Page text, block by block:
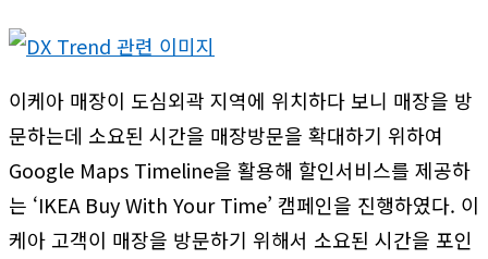
이케아 매장이 도심외곽 지역에 위치하다 보니 매장을 방
문하는데 소요된 시간을 매장방문을 확대하기 위하여
Google Maps Timeline을 활용해 할인서비스를 제공하
는 ‘IKEA Buy With Your Time’ 캠페인을 진행하였다. 이
케아 고객이 매장을 방문하기 위해서 소요된 시간을 포인